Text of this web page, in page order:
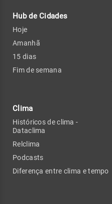
Hub de Cidades
Hoje
Amanhã
15 dias
Fim de semana
Clima
Históricos de clima -
Dataclima
Relclima
Podcasts
Diferença entre clima e tempo